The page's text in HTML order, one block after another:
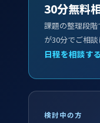
30分無料
課題の整理段
が30分でご相談
日程を相談す
検討中の方